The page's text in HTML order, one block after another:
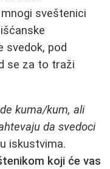
sveštenici
svedok, pod
se za to traži
kuma/kum, ali
da svedoci
iskustvima.
koji će vas